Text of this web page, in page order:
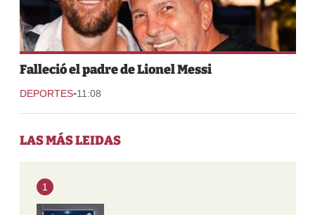
Falleció el padre de Lionel Messi
DEPORTES-11:08
LAS MÁS LEIDAS
1